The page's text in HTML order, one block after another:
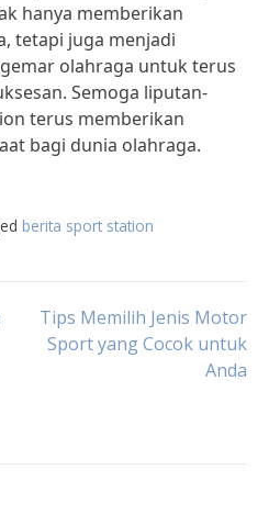
hanya memberikan
tetapi juga menjadi
olahraga untuk terus
Semoga liputan-
terus memberikan
bagi dunia olahraga.
berita sport station
Tips Memilih Jenis Motor
Sport yang Cocok untuk
Anda